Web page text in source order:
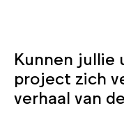
Kunnen jullie
project zich
verhaal van